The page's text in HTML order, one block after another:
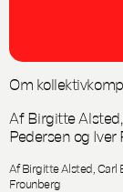
Om
Af Birgitte
Pedersen og Iver
Af Birgitte Alsted, Carl
Frounberg